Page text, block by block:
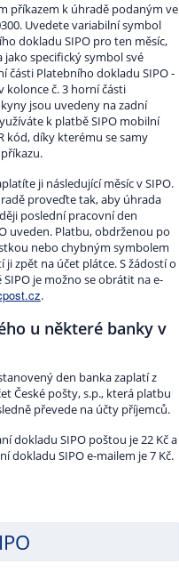
příkazem k úhradě podaným ve
Uvedete variabilní symbol
dokladu SIPO pro ten měsíc,
specifický symbol své
části Platebního dokladu SIPO -
kolonce č. 3 horní části
jsou uvedeny na zadní
k platbě SIPO mobilní
kód, díky kterému se samy
ji následující měsíc v SIPO.
proveďte tak, aby úhrada
poslední pracovní den
uveden. Platbu, obdrženou po
nebo chybným symbolem
ji zpět na účet plátce. S žádostí o
je možno se obrátit na e-
.
u některé banky v
den banka zaplatí z
České pošty, s.p., která platbu
převede na účty příjemců.
dokladu SIPO poštou je 22 Kč a
dokladu SIPO e-mailem je 7 Kč.